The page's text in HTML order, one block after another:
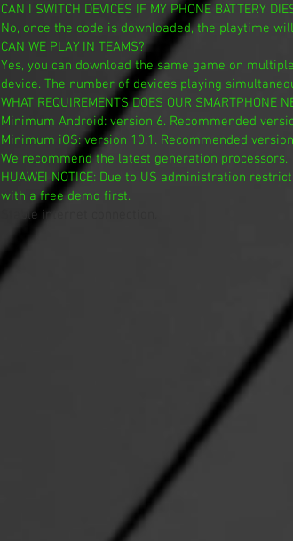
CAN I SWITCH DEVICES IF MY PHONE BATTERY
No, once the code is downloaded, the playtime
CAN WE PLAY IN TEAMS?
Yes, you can download the same game on
device. The number of devices playing
WHAT REQUIREMENTS DOES OUR SMARTPHONE
Minimum Android: version 6. Recommended
Minimum iOS: version 10.1. Recommended
We recommend the latest generation processors.
HUAWEI NOTICE: Due to US administration
with a free demo first.
Stable internet connection.